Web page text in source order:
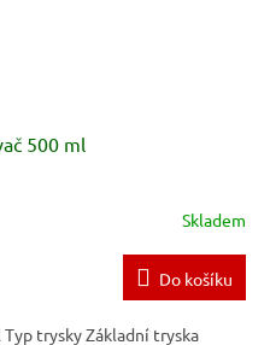
500 ml
Skladem
Do košíku
trysky Základní tryska